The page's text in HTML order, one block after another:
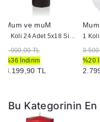
Mum ve muM
1 Koli 24 Adet 5x18 Siyah Silindir Kütük Mum
5.000,00 TL
%36 İndirim
3.199,90 TL
%20
Bu Kategorinin En